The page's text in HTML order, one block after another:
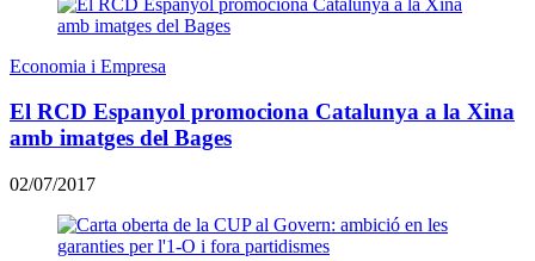
Economia i Empresa
El RCD Espanyol promociona Catalunya a la Xina
amb imatges del Bages
02/07/2017